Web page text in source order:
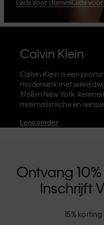
Gids voor damesGids
Calvin Klein
Calvin Klein is een
modemerk met
1968 in New York,
minimalistische en
zijniconische ondergoed
labels - Calvin Klein,
Underwear,Calvin Klein
heeft een unieke
als internationale
Lees verder
Ontvang
Inschrijft
15%